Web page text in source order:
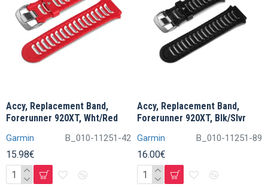
Garmin B_010-11251-42
Accy, Replacement Band,
Forerunner 920XT, Wht/Red
15.98€
Garmin B_010-11251-89
Accy, Replacement Band,
Forerunner 920XT, Blk/Slvr
16.00€